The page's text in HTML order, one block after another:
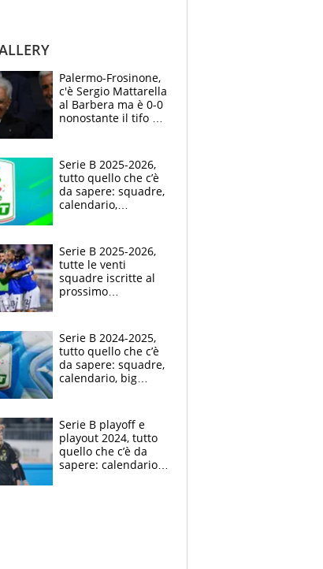
Palermo-Frosinone,
c'è Sergio Mattarella
al Barbera ma è 0-0
nonostante il tifo del
Serie B 2025-2026,
tutto quello che c’è
da sapere: squadre,
calendario,
playoff e playout
Serie B 2025-2026,
tutte le venti
squadre iscritte al
prossimo
Serie B 2024-2025,
tutto quello che c’è
da sapere: squadre,
calendario, big
Serie B playoff e
playout 2024, tutto
quello che c’è da
sapere: calendario,